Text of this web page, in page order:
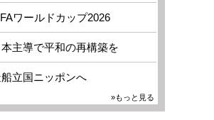
ワールドカップ2026
本主導で平和の再構築を
立国ニッポンへ
»もっと見る